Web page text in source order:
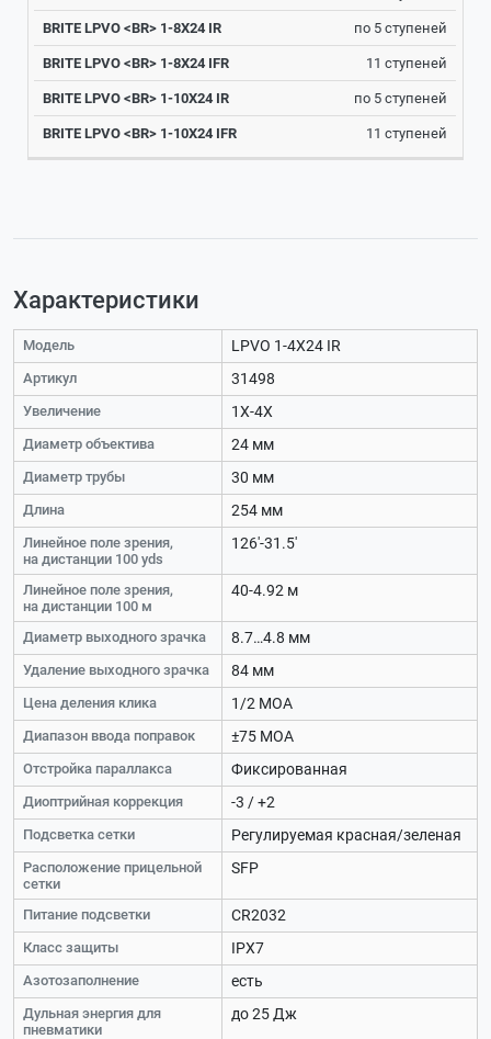
по 5 ступеней
11 ступеней
по 5 ступеней
11 ступеней
Характеристики
Модель LPVO 1-4X24 IR
Артикул 31498
Увеличение 1X-4X
Диаметр объектива 24 мм
Диаметр трубы 30 мм
Длина 254 мм
Линейное поле зрения,
на дистанции 100 yds
126'-31.5'
Линейное поле зрения,
на дистанции 100 м
40-4.92 м
Диаметр выходного зрачка 8.7…4.8 мм
Удаление выходного зрачка 84 мм
Цена деления клика 1/2 MOA
Диапазон ввода поправок ±75 МОА
Отстройка параллакса Фиксированная
Диоптрийная коррекция -3 / +2
Подсветка сетки Регулируемая красная/зеленая
Расположение прицельной
сетки
SFP
Питание подсветки CR2032
Класс защиты IPX7
Азотозаполнение есть
Дульная энергия для
пневматики
до 25 Дж